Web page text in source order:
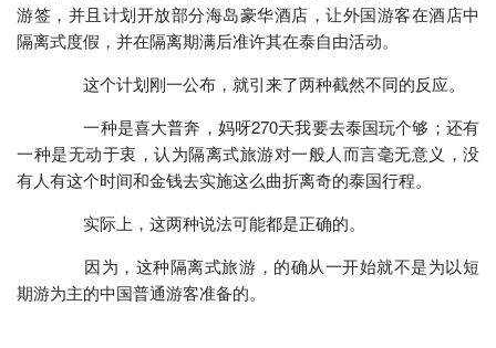
游签，并且计划开放部分海岛豪华酒店，让外国游客在酒店中
隔离式度假，并在隔离期满后准许其在泰自由活动。
这个计划刚一公布，就引来了两种截然不同的反应。
一种是喜大普奔，妈呀270天我要去泰国玩个够；还有
一种是无动于衷，认为隔离式旅游对一般人而言毫无意义，没
有人有这个时间和金钱去实施这么曲折离奇的泰国行程。
实际上，这两种说法可能都是正确的。
因为，这种隔离式旅游，的确从一开始就不是为以短
期游为主的中国普通游客准备的。